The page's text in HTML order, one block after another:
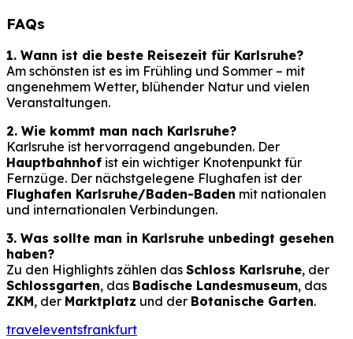
FAQs
1. Wann ist die beste Reisezeit für Karlsruhe?
Am schönsten ist es im Frühling und Sommer – mit
angenehmem Wetter, blühender Natur und vielen
Veranstaltungen.
2. Wie kommt man nach Karlsruhe?
Karlsruhe ist hervorragend angebunden. Der
Hauptbahnhof ist ein wichtiger Knotenpunkt für
Fernzüge. Der nächstgelegene Flughafen ist der
Flughafen Karlsruhe/Baden-Baden mit nationalen
und internationalen Verbindungen.
3. Was sollte man in Karlsruhe unbedingt gesehen
haben?
Zu den Highlights zählen das Schloss Karlsruhe, der
Schlossgarten, das Badische Landesmuseum, das
ZKM, der Marktplatz und der Botanische Garten.
traveleventsfrankfurt